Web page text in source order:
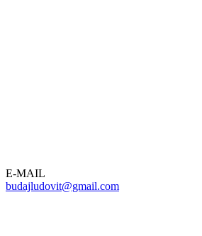
E-MAIL
budajludovit@gmail.com